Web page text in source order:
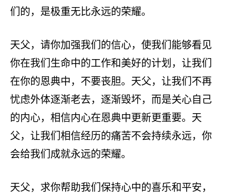
们的，是极重无比永远的荣耀。
天父，请你加强我们的信心，使我们能够看见
你在我们生命中的工作和美好的计划，让我们
在你的恩典中，不要丧胆。天父，让我们不再
忧虑外体逐渐老去，逐渐毁坏，而是关心自己
的内心，相信内心在恩典中更新更重要。天
父，让我们相信经历的痛苦不会持续永远，你
会给我们成就永远的荣耀。
天父，求你帮助我们保持心中的喜乐和平安，